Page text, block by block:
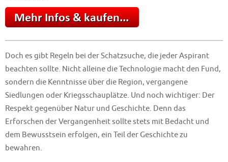
Doch es gibt Regeln bei der Schatzsuche, die jeder Aspirant
beachten sollte. Nicht alleine die Technologie macht den Fund,
sondern die Kenntnisse über die Region, vergangene
Siedlungen oder Kriegsschauplätze. Und noch wichtiger: Der
Respekt gegenüber Natur und Geschichte. Denn das
Erforschen der Vergangenheit sollte stets mit Bedacht und
dem Bewusstsein erfolgen, ein Teil der Geschichte zu
bewahren.